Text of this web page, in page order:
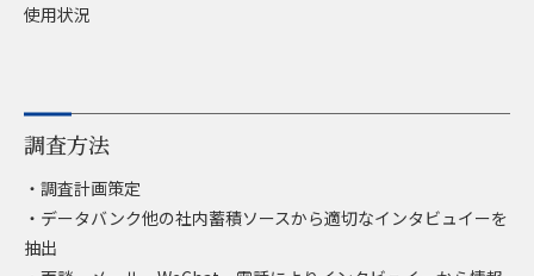
使用状況
調査方法
・調査計画策定
・データバンク他の社内蓄積ソースから適切なインタビュイーを
抽出